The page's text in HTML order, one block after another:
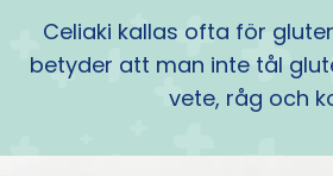
Celiaki kallas ofta för
betyder att man inte tål
vete, råg och